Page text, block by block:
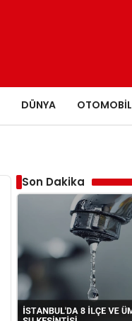
DÜNYA OTOMOBIL
Son Dakika